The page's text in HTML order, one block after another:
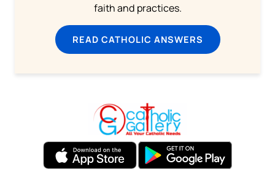
faith and practices.
READ CATHOLIC ANSWERS